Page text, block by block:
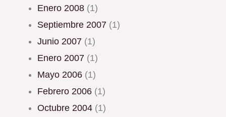
enero 2008 (1)
septiembre 2007 (1)
junio 2007 (1)
enero 2007 (1)
mayo 2006 (1)
febrero 2006 (1)
octubre 2004 (1)